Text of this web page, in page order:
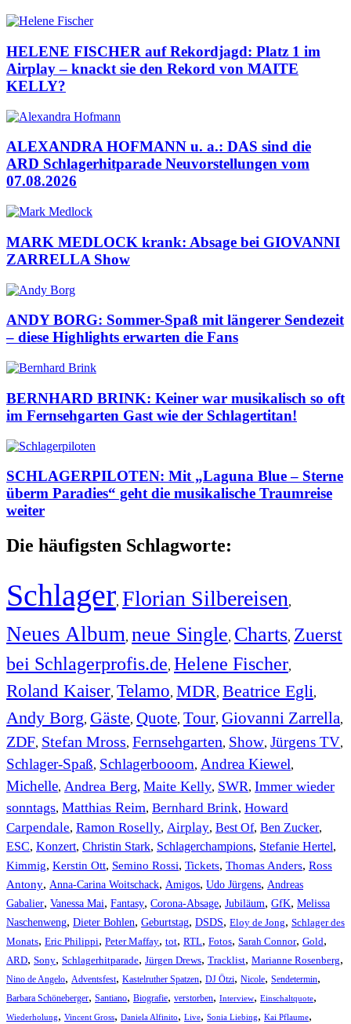
HELENE FISCHER auf Rekordjagd: Platz 1 im
Airplay – knackt sie den Rekord von MAITE
KELLY?
ALEXANDRA HOFMANN u. a.: DAS sind die
ARD Schlagerhitparade Neuvorstellungen vom
07.08.2026
MARK MEDLOCK krank: Absage bei GIOVANNI
ZARRELLA Show
ANDY BORG: Sommer-Spaß mit längerer Sendezeit
– diese Highlights erwarten die Fans
BERNHARD BRINK: Keiner war musikalisch so oft
im Fernsehgarten Gast wie der Schlagertitan!
SCHLAGERPILOTEN: Mit „Laguna Blue – Sterne
überm Paradies“ geht die musikalische Traumreise
weiter
Die häufigsten Schlagworte:
Schlager, Florian Silbereisen,
Neues Album, neue Single, Charts, Zuerst
bei Schlagerprofis.de, Helene Fischer,
Roland Kaiser, Telamo, MDR, Beatrice Egli,
Andy Borg, Gäste, Quote, Tour, Giovanni Zarrella,
ZDF, Stefan Mross, Fernsehgarten, Show, Jürgens TV,
Schlager-Spaß, Schlagerbooom, Andrea Kiewel,
Michelle, Andrea Berg, Maite Kelly, SWR, Immer wieder
sonntags, Matthias Reim, Bernhard Brink, Howard
Carpendale, Ramon Roselly, Airplay, Best Of, Ben Zucker,
ESC, Konzert, Christin Stark, Schlagerchampions, Stefanie Hertel,
Kimmig, Kerstin Ott, Semino Rossi, Tickets, Thomas Anders, Ross
Antony, Anna-Carina Woitschack, Amigos, Udo Jürgens, Andreas
Gabalier, Vanessa Mai, Fantasy, Corona-Absage, Jubiläum, GfK, Melissa
Naschenweng, Dieter Bohlen, Geburtstag, DSDS, Eloy de Jong, Schlager des
Monats, Eric Philippi, Peter Maffay, tot, RTL, Fotos, Sarah Connor, Gold,
ARD, Sony, Schlagerhitparade, Jürgen Drews, Tracklist, Marianne Rosenberg,
Nino de Angelo, Adventsfest, Kastelruther Spatzen, DJ Ötzi, Nicole, Sendetermin,
Barbara Schöneberger, Santiano, Biografie, verstorben, Interview, Einschaltquote,
Wiederholung, Vincent Gross, Daniela Alfinito, Live, Sonia Liebing, Kai Pflaume,